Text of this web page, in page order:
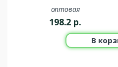
оптовая
198.2 р.
В